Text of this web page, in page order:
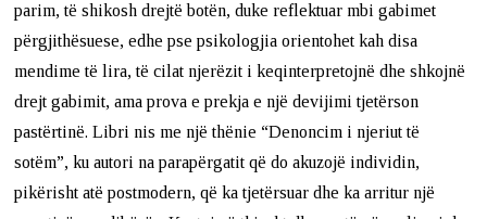
parim, të shikosh drejtë botën, duke reflektuar mbi gabimet
përgjithësuese, edhe pse psikologjia orientohet kah disa
mendime të lira, të cilat njerëzit i keqinterpretojnë dhe shkojnë
drejt gabimit, ama prova e prekja e një devijimi tjetërson
pastërtinë. Libri nis me një thënie “Denoncim i njeriut të
sotëm”, ku autori na parapërgatit që do akuzojë individin,
pikërisht atë postmodern, që ka tjetërsuar dhe ka arritur një